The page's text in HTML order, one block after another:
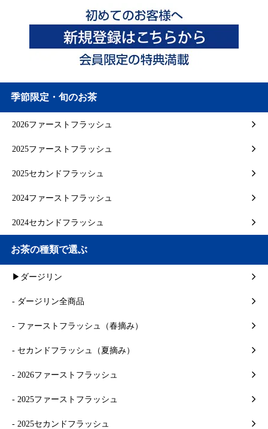
季節限定・旬のお茶
2026ファーストフラッシュ
2025ファーストフラッシュ
2025セカンドフラッシュ
2024ファーストフラッシュ
2024セカンドフラッシュ
お茶の種類で選ぶ
▶ダージリン
- ダージリン全商品
- ファーストフラッシュ（春摘み）
- セカンドフラッシュ（夏摘み）
- 2026ファーストフラッシュ
- 2025ファーストフラッシュ
- 2025セカンドフラッシュ